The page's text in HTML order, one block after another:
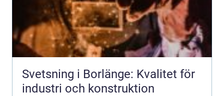
Svetsning i Borlänge: Kvalitet för
industri och konstruktion